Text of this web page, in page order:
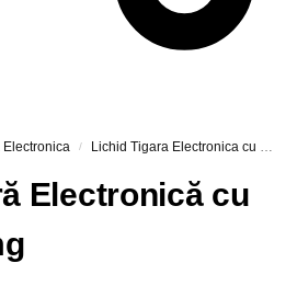
Electronica / Lichid Tigara Electronica cu Nicotina
Electronică cu